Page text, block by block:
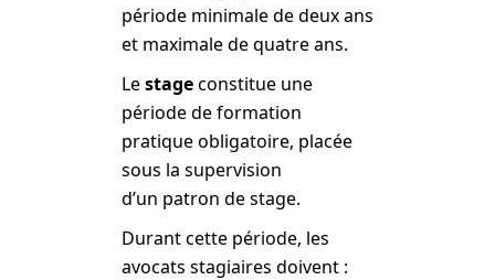
période minimale de deux ans
et maximale de quatre ans.
Lestageconstitue une
période de formation
pratique obligatoire, placée
sous la supervision
d’un patron de stage.
Durant cette période, les
avocats stagiaires doivent :